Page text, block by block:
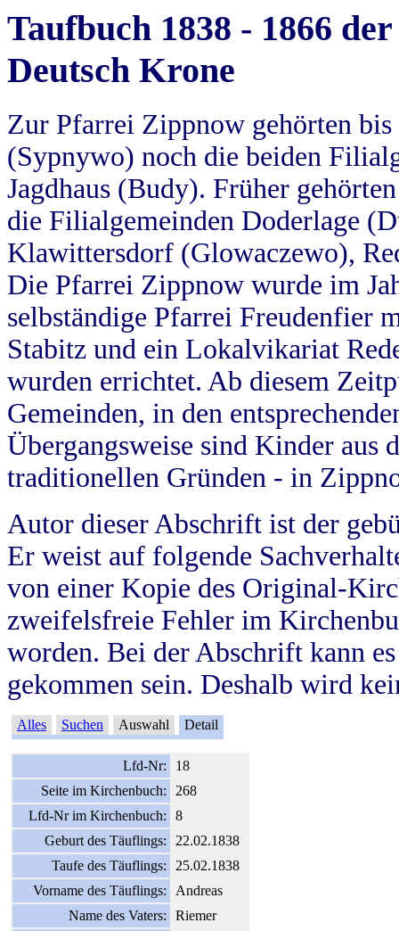
Taufbuch 1838 - 1866
Deutsch Krone
Zur Pfarrei Zippnow gehörten
(Sypnywo) noch die beiden
Jagdhaus (Budy). Früher
die Filialgemeinden Doderlage
Klawittersdorf (Glowaczewo),
Die Pfarrei Zippnow wurde im
selbständige Pfarrei Freudenfier
Stabitz und ein Lokalvikariat
wurden errichtet. Ab diesem
Gemeinden, in den
Übergangsweise sind Kinder aus
traditionellen Gründen - in
Autor dieser Abschrift ist der
Er weist auf folgende
von einer Kopie des Original-
zweifelsfreie Fehler im
worden. Bei der Abschrift kann
gekommen sein. Deshalb wird
Alles Suchen Auswahl Detail
Lfd-Nr:
18
Seite im Kirchenbuch:
268
Lfd-Nr im Kirchenbuch:
8
Geburt des Täuflings:
22.02.1838
Taufe des Täuflings:
25.02.1838
Vorname des Täuflings:
Andreas
Name des Vaters:
Riemer